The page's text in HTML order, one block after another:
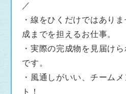
／
・線をひくだけではあり
成までを担えるお仕事。
・実際の完成物を見届け
です。
・風通しがいい、チーム
ト！